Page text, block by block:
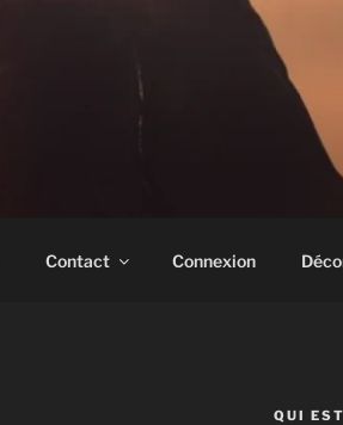
Contact Connexion
QUI